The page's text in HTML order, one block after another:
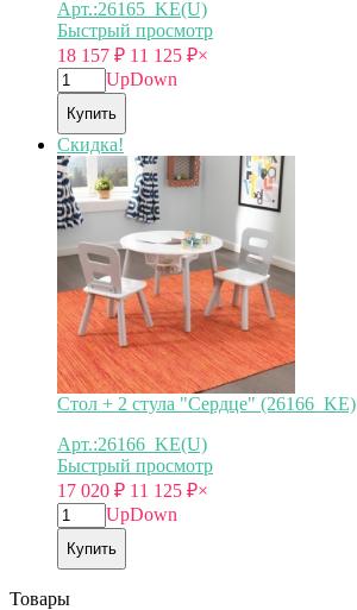
Арт.:26165_KE(U)
Быстрый просмотр
18 157 ₽ 11 125 ₽×
UpDown
Купить
Скидка!
Стол + 2 стула "Сердце" (26166_KE)
Арт.:26166_KE(U)
Быстрый просмотр
17 020 ₽ 11 125 ₽×
UpDown
Купить
Товары